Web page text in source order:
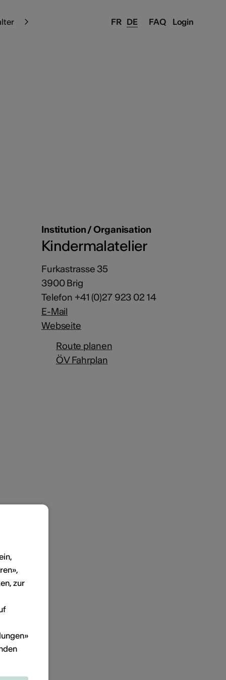
FAQ Login
FR DE
Institution / Organisation
Kindermalatelier
Furkastrasse 35
3900 Brig
Telefon +41 (0)27 923 02 14
E-Mail
Webseite
Route planen
ÖV Fahrplan
zur